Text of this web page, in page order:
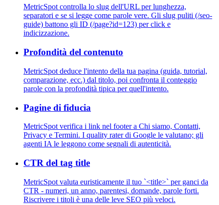
MetricSpot controlla lo slug dell'URL per lunghezza,
separatori e se si legge come parole vere. Gli slug puliti (/seo-
guide) battono gli ID (/page?id=123) per click e
indicizzazione.
Profondità del contenuto
MetricSpot deduce l'intento della tua pagina (guida, tutorial,
comparazione, ecc.) dal titolo, poi confronta il conteggio
parole con la profondità tipica per quell'intento.
Pagine di fiducia
MetricSpot verifica i link nel footer a Chi siamo, Contatti,
Privacy e Termini. I quality rater di Google le valutano; gli
agenti IA le leggono come segnali di autenticità.
CTR del tag title
MetricSpot valuta euristicamente il tuo `<title>` per ganci da
CTR - numeri, un anno, parentesi, domande, parole forti.
Riscrivere i titoli è una delle leve SEO più veloci.